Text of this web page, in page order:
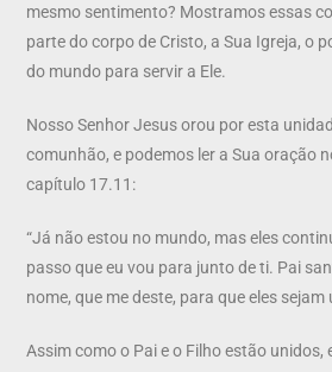
mesmo sentimento? Mostramos essas
parte do corpo de Cristo, a Sua Igreja, o
do mundo para servir a Ele.
Nosso Senhor Jesus orou por esta
comunhão, e podemos ler a Sua oração
capítulo 17.11:
“Já não estou no mundo, mas eles
passo que eu vou para junto de ti. Pai
nome, que me deste, para que eles sejam
Assim como o Pai e o Filho estão